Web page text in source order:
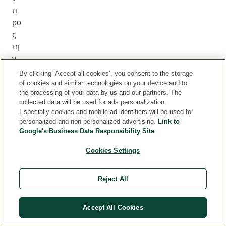
π
ρο
ς
τη
ν
άκ
ρη
By clicking ‘Accept all cookies’, you consent to the storage
of cookies and similar technologies on your device and to
the processing of your data by us and our partners. The
collected data will be used for ads personalization.
Especially cookies and mobile ad identifiers will be used for
personalized and non-personalized advertising. Link to
Google's Business Data Responsibility Site
Cookies Settings
Reject All
Accept All Cookies